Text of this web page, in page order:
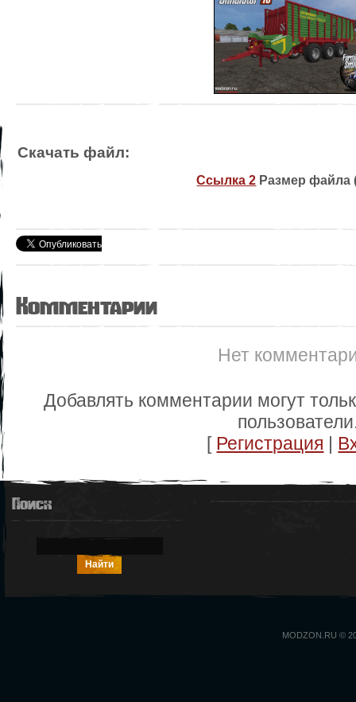
Скачать файл:
Ссылка 2 Размер файла
Комментарии
Нет
Добавлять комментарии могут
[ Регистрация |
Поиск
MODZON.RU ©